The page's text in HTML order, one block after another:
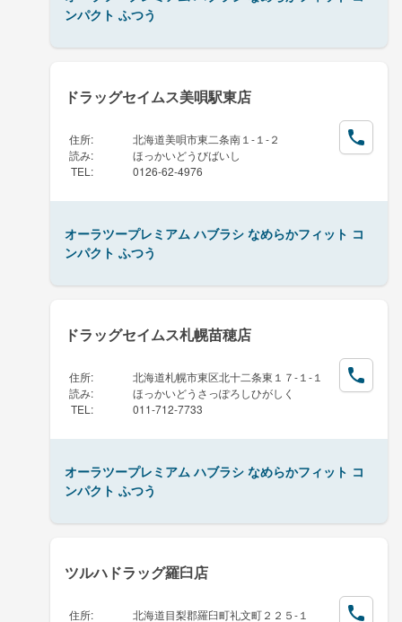
ンパクト ふつう
ドラッグセイムス美唄駅東店
住所:
北海道美唄市東二条南１-１-２
読み:
ほっかいどうびばいし
TEL : 0126-62-4976
オーラツープレミアム ハブラシ なめらかフィット コ
ンパクト ふつう
ドラッグセイムス札幌苗穂店
住所:
北海道札幌市東区北十二条東１７-１-１
読み:
ほっかいどうさっぽろしひがしく
TEL : 011-712-7733
オーラツープレミアム ハブラシ なめらかフィット コ
ンパクト ふつう
ツルハドラッグ羅臼店
住所: 北海道目梨郡羅臼町礼文町２２５-１